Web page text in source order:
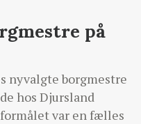
på
nyvalgte borgmestre
hos Djursland
var en fælles